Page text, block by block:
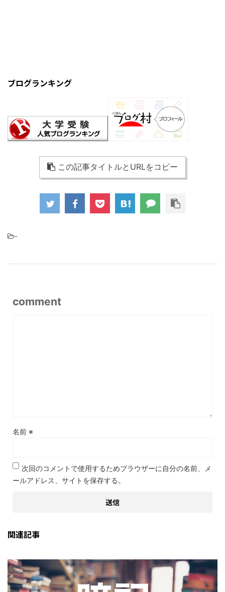
ブログランキング
この記事タイトルとURLをコピー
-
comment
名前 ※
次回のコメントで使用するためブラウザーに自分の名前、メ
ールアドレス、サイトを保存する。
関連記事